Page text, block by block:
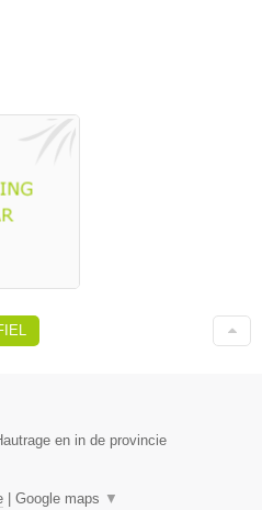
en in de provincie
Google maps ▼